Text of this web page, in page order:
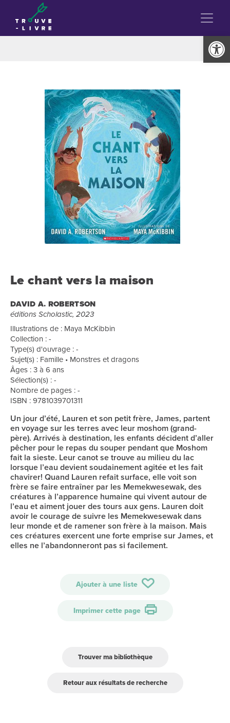
Ouvrir
Le chant vers la maison
DAVID A. ROBERTSON
éditions Scholastic, 2023
Illustrations de : Maya McKibbin
Collection : -
Type(s) d'ouvrage : -
Sujet(s) : Famille • Monstres et dragons
Âges : 3 à 6 ans
Sélection(s) : -
Nombre de pages : -
ISBN : 9781039701311
Un jour d’été, Lauren et son petit frère, James, partent
en voyage sur les terres avec leur moshom (grand-
père). Arrivés à destination, les enfants décident d’aller
pêcher pour le repas du souper pendant que Moshom
fait la sieste. Leur canot se trouve au milieu du lac
lorsque l’eau devient soudainement agitée et les fait
chavirer! Quand Lauren refait surface, elle voit son
frère se faire entraîner par les Memekwesewak, des
créatures à l’apparence humaine qui vivent autour de
l’eau et aiment jouer des tours aux gens. Lauren doit
avoir le courage de suivre les Memekwesewak dans
leur monde et de ramener son frère à la maison. Mais
ces créatures exercent une forte emprise sur James, et
elles ne l’abandonneront pas si facilement.
Ajouter à une liste
Imprimer cette page
Trouver ma bibliothèque
Retour aux résultats de recherche